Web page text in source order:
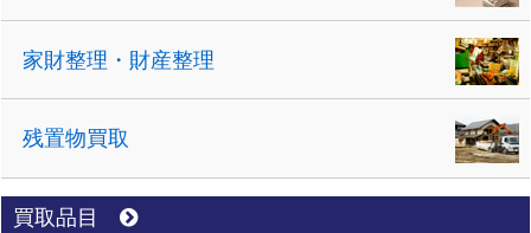
家財整理・財産整理
残置物買取
買取品目